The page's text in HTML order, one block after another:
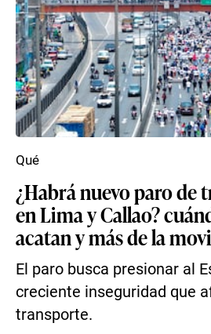
¿Habrá nuevo paro de
en Lima y Callao?
acatan y más de la
El paro busca presionar al
creciente inseguridad que
transporte.
Qué